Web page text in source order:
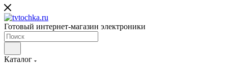
Готовый интернет-магазин электроники
Каталог